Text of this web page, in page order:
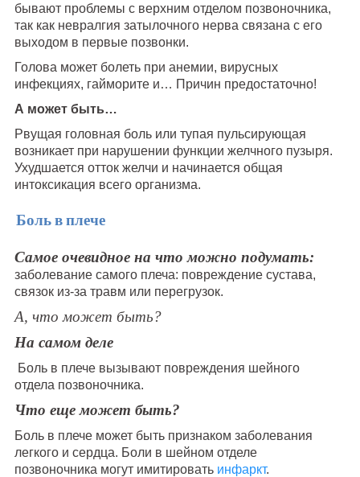
бывают проблемы с верхним отделом позвоночника,
так как невралгия затылочного нерва связана с его
выходом в первые позвонки.
Голова может болеть при анемии, вирусных
инфекциях, гайморите и… Причин предостаточно!
А может быть…
Рвущая головная боль или тупая пульсирующая
возникает при нарушении функции желчного пузыря.
Ухудшается отток желчи и начинается общая
интоксикация всего организма.
Боль в плече
Самое очевидное на что можно подумать:
заболевание самого плеча: повреждение сустава,
связок из-за травм или перегрузок.
А, что может быть?
На самом деле
Боль в плече вызывают повреждения шейного
отдела позвоночника.
Что еще может быть?
Боль в плече может быть признаком заболевания
легкого и сердца. Боли в шейном отделе
позвоночника могут имитировать инфаркт.